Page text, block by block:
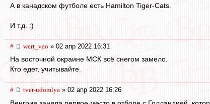
А в канадском футболе есть Hamilton Tiger-Cats.
И т.д. :)
# wert_vao » 02 апр 2022 16:31
На восточной окраине МСК всё снегом замело.
Кто едет, учитывайте.
# tver-udomlya » 02 апр 2022 16:26